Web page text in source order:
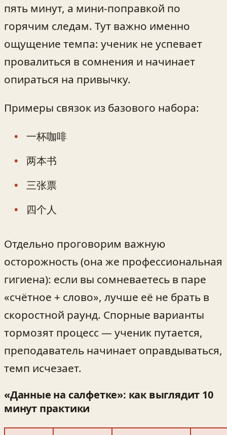
пять минут, а мини-поправкой по
горячим следам. Тут важно именно
ощущение темпа: ученик не успевает
провалиться в сомнения и начинает
опираться на привычку.
Примеры связок из базового набора:
一杯咖啡
两本书
三张票
四个人
Отдельно проговорим важную
осторожность (она же профессиональная
гигиена): если вы сомневаетесь в паре
«счётное + слово», лучше её не брать в
скоростной раунд. Спорные варианты
тормозят процесс — ученик путается,
преподаватель начинает оправдываться,
темп исчезает.
«Данные на салфетке»: как выглядит 10
минут практики